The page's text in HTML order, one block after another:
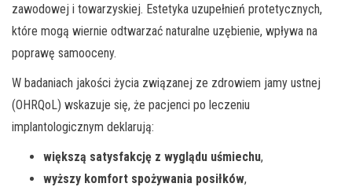
zawodowej i towarzyskiej. Estetyka uzupełnień protetycznych,
które mogą wiernie odtwarzać naturalne uzębienie, wpływa na
poprawę samooceny.
W badaniach jakości życia związanej ze zdrowiem jamy ustnej
(OHRQoL) wskazuje się, że pacjenci po leczeniu
implantologicznym deklarują:
większą satysfakcję z wyglądu uśmiechu,
wyższy komfort spożywania posiłków,